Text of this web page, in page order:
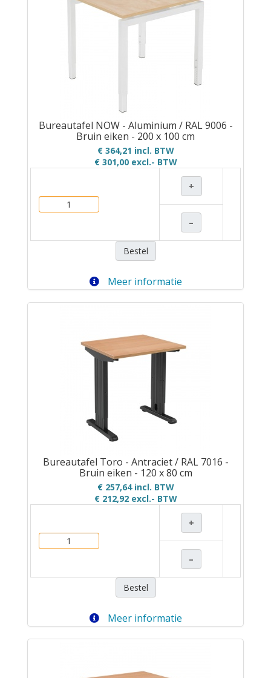
Bureautafel NOW - Aluminium / RAL 9006 -
Bruin eiken - 200 x 100 cm
€ 364,21 incl. BTW
€ 301,00excl.- BTW
+
–
Bestel
Meer informatie
Bureautafel Toro - Antraciet / RAL 7016 -
Bruin eiken - 120 x 80 cm
€ 257,64 incl. BTW
€ 212,92excl.- BTW
+
–
Bestel
Meer informatie